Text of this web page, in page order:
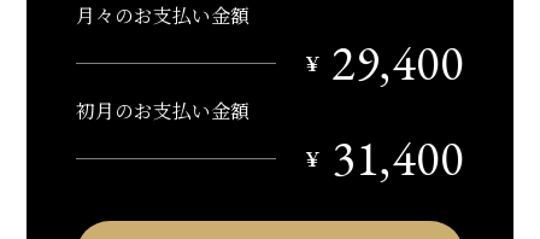
月々のお支払い金額
￥ 29,400
初月のお支払い金額
￥ 31,400